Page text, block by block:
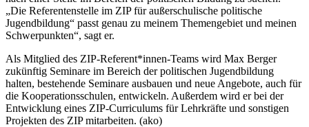
„Die Referentenstelle im ZIP für außerschulische politische
Jugendbildung“ passt genau zu meinem Themengebiet und meinen
Schwerpunkten“, sagt er.
Als Mitglied des ZIP-Referent*innen-Teams wird Max Berger
zukünftig Seminare im Bereich der politischen Jugendbildung
halten, bestehende Seminare ausbauen und neue Angebote, auch für
die Kooperationsschulen, entwickeln. Außerdem wird er bei der
Entwicklung eines ZIP-Curriculums für Lehrkräfte und sonstigen
Projekten des ZIP mitarbeiten. (ako)